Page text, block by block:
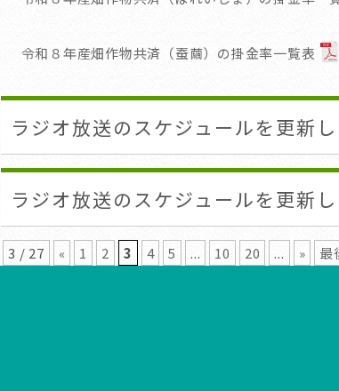
令和８年産畑作物共済（蚕繭）の掛金率一覧表
ラジオ放送のスケジュールを更新し
ラジオ放送のスケジュールを更新し
3 / 27 « 1 2 3 4 5 ... 10 20 ... » 最